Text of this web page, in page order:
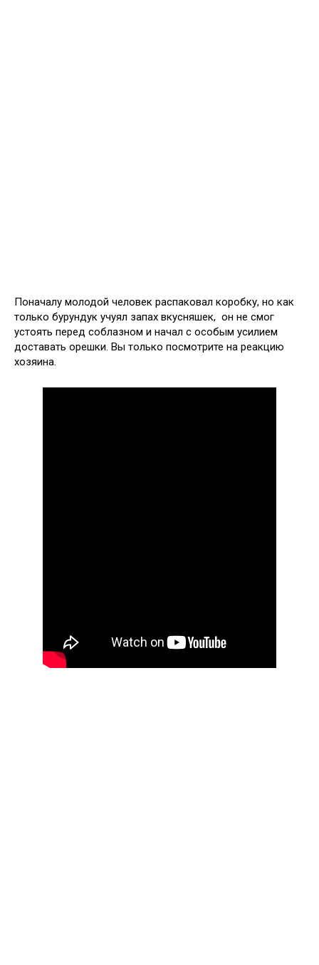
Поначалу молодой человек распаковал коробку, но как
только бурундук учуял запах вкусняшек, он не смог
устоять перед соблазном и начал с особым усилием
доставать орешки. Вы только посмотрите на реакцию
хозяина.